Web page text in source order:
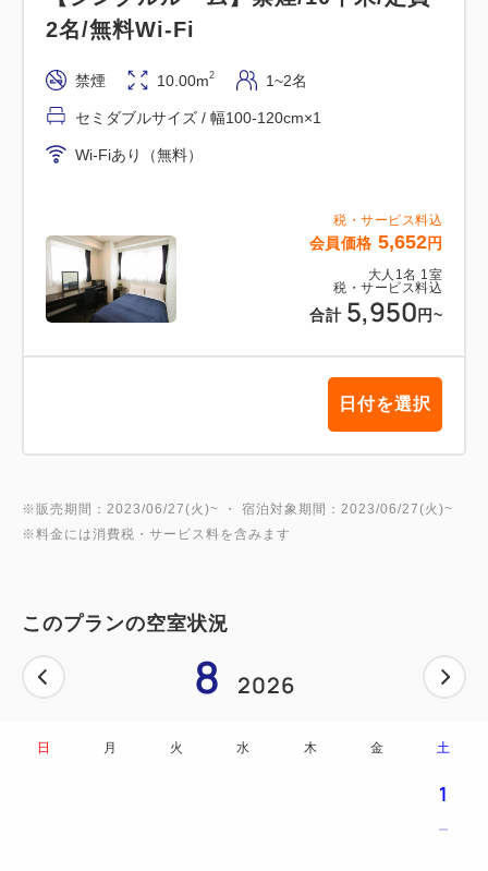
税・サービス料込
会員価格 5,652円
大人 1 名 1 室
税・サービス料込
合計 5,950 円~
2名/無料Wi-Fi
禁煙 10.00m2 1~2名
セミダブルサイズ / 幅100-120cm×1
Wi-Fiあり（無料）
日付を選択
※販売期間：2023/06/27(火)~ ・ 宿泊対象期間：2023/06/27(火)~
※料金には消費税・サービス料を含みます
このプランの空室状況
8 2026
日 月 火 水 木 金 土
1